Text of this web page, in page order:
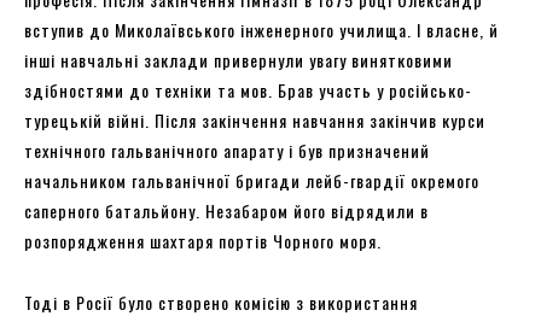
вступив до Миколаївського інженерного училища. І власне, й
інші навчальні заклади привернули увагу винятковими
здібностями до техніки та мов. Брав участь у російсько-
турецькій війні. Після закінчення навчання закінчив курси
технічного гальванічного апарату і був призначений
начальником гальванічної бригади лейб-гвардії окремого
саперного батальйону. Незабаром його відрядили в
розпорядження шахтаря портів Чорного моря.
Тоді в Росії було створено комісію з використання